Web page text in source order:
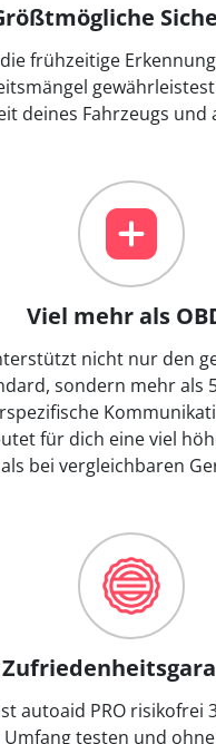
frühzeitige
deines Fahrzeugs und
Viel mehr als
nicht nur den
sondern mehr als
für dich eine viel
als bei vergleichbaren
autoaid PRO risikofrei
testen und